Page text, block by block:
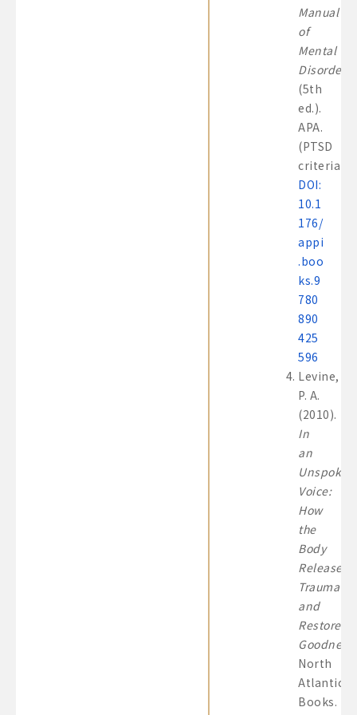
Manual
of
Mental
Disorders
(5th
ed.).
APA.
(PTSD
criteria)
DOI:
10.1
176/
appi
.boo
ks.9
780
890
425
596
Levine,
P. A.
(2010).
In
an
Unspoken
Voice:
How
the
Body
Releases
Trauma
and
Restores
Goodness
North
Atlantic
Books.